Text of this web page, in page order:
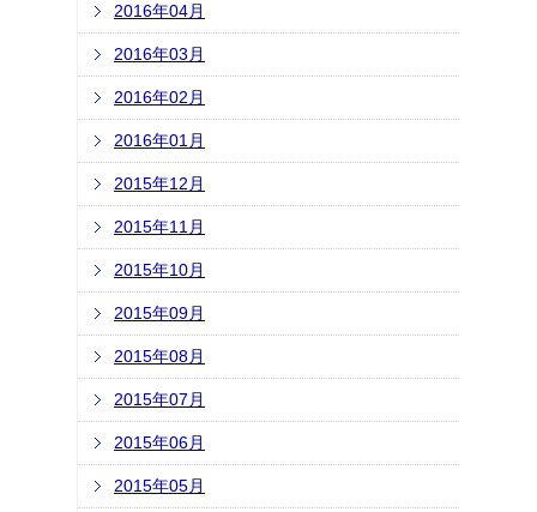
2016年04月
2016年03月
2016年02月
2016年01月
2015年12月
2015年11月
2015年10月
2015年09月
2015年08月
2015年07月
2015年06月
2015年05月